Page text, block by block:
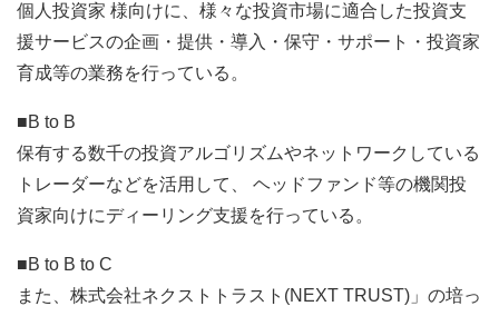
個人投資家 様向けに、様々な投資市場に適合した投資支
援サービスの企画・提供・導入・保守・サポート・投資家
育成等の業務を行っている。
■B to B
保有する数千の投資アルゴリズムやネットワークしている
トレーダーなどを活用して、 ヘッドファンド等の機関投
資家向けにディーリング支援を行っている。
■B to B to C
また、株式会社ネクストトラスト(NEXT TRUST)」の培っ